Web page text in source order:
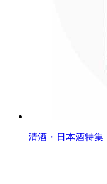
清酒・日本酒特集